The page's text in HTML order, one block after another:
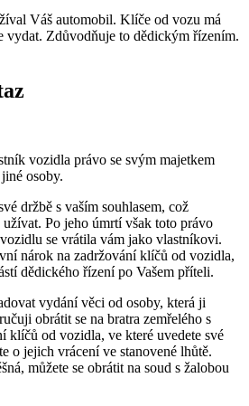
Váš automobil. Klíče od vozu má
vydat. Zdůvodňuje to dědickým řízením.
vozidla právo se svým majetkem
osoby.
držbě s vaším souhlasem, což
Po jeho úmrtí však toto právo
se vrátila vám jako vlastníkovi.
nárok na zadržování klíčů od vozidla,
dědického řízení po Vašem příteli.
vydání věci od osoby, která ji
obrátit se na bratra zemřelého s
klíčů od vozidla, ve které uvedete své
o jejich vrácení ve stanovené lhůtě.
můžete se obrátit na soud s žalobou